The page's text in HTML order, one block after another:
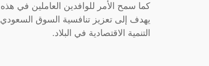
كما سمح الأمر للوافدين العاملين في
يهدف إلى تعزيز تنافسية السوق السعودي
التنمية الاقتصادية في البلاد.